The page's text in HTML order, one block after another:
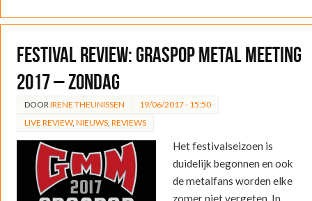
FESTIVAL REVIEW: Graspop Metal Meeting
2017 – Zondag
DOOR IRENE THEUNISSEN
19/06/2017 - 15:50
LIVE REVIEW, NIEUWS, REVIEWS
Het festivalseizoen is
duidelijk begonnen en ook
de metalfans worden elke
zomer niet vergeten. In